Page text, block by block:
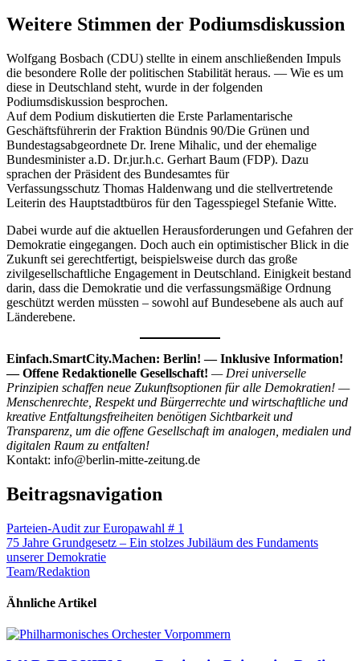
Weitere Stimmen der Podiumsdiskussion
Wolfgang Bosbach (CDU) stellte in einem anschließenden Impuls
die besondere Rolle der politischen Stabilität heraus. — Wie es um
diese in Deutschland steht, wurde in der folgenden
Podiumsdiskussion besprochen.
Auf dem Podium diskutierten die Erste Parlamentarische
Geschäftsführerin der Fraktion Bündnis 90/Die Grünen und
Bundestagsabgeordnete Dr. Irene Mihalic, und der ehemalige
Bundesminister a.D. Dr.jur.h.c. Gerhart Baum (FDP). Dazu
sprachen der Präsident des Bundesamtes für
Verfassungsschutz Thomas Haldenwang und die stellvertretende
Leiterin des Hauptstadtbüros für den Tagesspiegel Stefanie Witte.
Dabei wurde auf die aktuellen Herausforderungen und Gefahren der
Demokratie eingegangen. Doch auch ein optimistischer Blick in die
Zukunft sei gerechtfertigt, beispielsweise durch das große
zivilgesellschaftliche Engagement in Deutschland. Einigkeit bestand
darin, dass die Demokratie und die verfassungsmäßige Ordnung
geschützt werden müssten – sowohl auf Bundesebene als auch auf
Länderebene.
Einfach.SmartCity.Machen: Berlin! — Inklusive Information!
— Offene Redaktionelle Gesellschaft! — Drei universelle
Prinzipien schaffen neue Zukunftsoptionen für alle Demokratien! —
Menschenrechte, Respekt und Bürgerrechte und wirtschaftliche und
kreative Entfaltungsfreiheiten benötigen Sichtbarkeit und
Transparenz, um die offene Gesellschaft im analogen, medialen und
digitalen Raum zu entfalten!
Kontakt: info@berlin-mitte-zeitung.de
Beitragsnavigation
Parteien-Audit zur Europawahl # 1
75 Jahre Grundgesetz – Ein stolzes Jubiläum des Fundaments
unserer Demokratie
Team/Redaktion
Ähnliche Artikel